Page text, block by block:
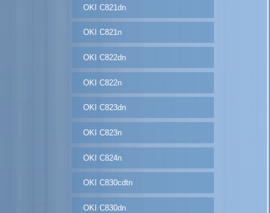
OKI C821dn
OKI C821n
OKI C822dn
OKI C822n
OKI C823dn
OKI C823n
OKI C824n
OKI C830cdtn
OKI C830dn